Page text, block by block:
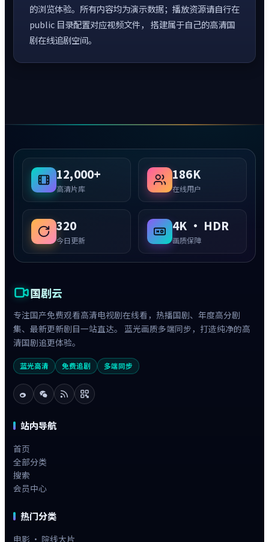
的浏览体验。所有内容均为演示数据；播放资源请自行在
public 目录配置对应视频文件， 搭建属于自己的高清国
剧在线追剧空间。
12,000+
高清片库
186K
在线用户
320
今日更新
4K · HDR
画质保障
国剧云
专注国产免费观看高清电视剧在线看，热播国剧、年度高分剧
集、最新更新剧目一站直达。 蓝光画质多端同步，打造纯净的高
清国剧追更体验。
蓝光高清 免费追剧 多端同步
站内导航
首页
全部分类
搜索
会员中心
热门分类
电影 · 院线大片